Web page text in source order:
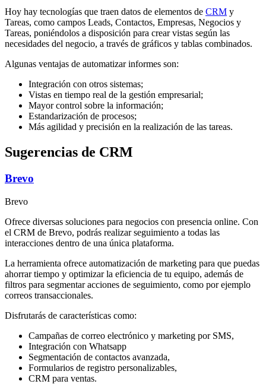
Hoy hay tecnologías que traen datos de elementos de CRM y
Tareas, como campos Leads, Contactos, Empresas, Negocios y
Tareas, poniéndolos a disposición para crear vistas según las
necesidades del negocio, a través de gráficos y tablas combinados.
Algunas ventajas de automatizar informes son:
Integración con otros sistemas;
Vistas en tiempo real de la gestión empresarial;
Mayor control sobre la información;
Estandarización de procesos;
Más agilidad y precisión en la realización de las tareas.
Sugerencias de CRM
Brevo
Brevo
Ofrece diversas soluciones para negocios con presencia online. Con
el CRM de Brevo, podrás realizar seguimiento a todas las
interacciones dentro de una única plataforma.
La herramienta ofrece automatización de marketing para que puedas
ahorrar tiempo y optimizar la eficiencia de tu equipo, además de
filtros para segmentar acciones de seguimiento, como por ejemplo
correos transaccionales.
Disfrutarás de características como:
Campañas de correo electrónico y marketing por SMS,
Integración con Whatsapp
Segmentación de contactos avanzada,
Formularios de registro personalizables,
CRM para ventas.